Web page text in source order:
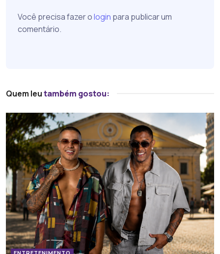
Você precisa fazer ologin para publicar um
comentário.
Quem leutambém gostou: